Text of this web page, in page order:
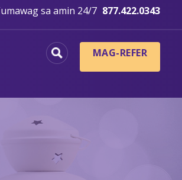
sa amin 24/7 877.422.0343
MAG-REFER